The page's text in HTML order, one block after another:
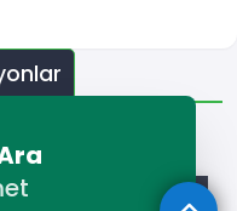
Ustası